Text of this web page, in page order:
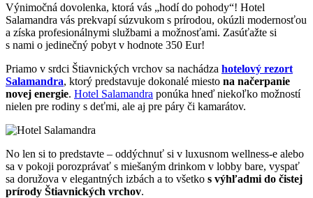
Výnimočná dovolenka, ktorá vás „hodí do pohody“! Hotel
Salamandra vás prekvapí súzvukom s prírodou, okúzli modernosťou
a získa profesionálnymi službami a možnosťami. Zasúťažte si
s nami o jedinečný pobyt v hodnote 350 Eur!
Priamo v srdci Štiavnických vrchov sa nachádza hotelový rezort
Salamandra, ktorý predstavuje dokonalé miesto na načerpanie
novej energie. Hotel Salamandra ponúka hneď niekoľko možností
nielen pre rodiny s deťmi, ale aj pre páry či kamarátov.
No len si to predstavte – oddýchnuť si v luxusnom wellness-e alebo
sa v pokoji porozprávať s miešaným drinkom v lobby bare, vyspať
sa doružova v elegantných izbách a to všetko s výhľadmi do čistej
prírody Štiavnických vrchov.